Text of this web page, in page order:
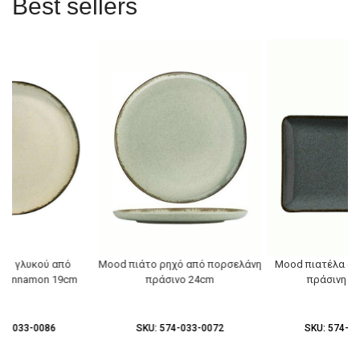
Best sellers
γλυκού από
19cm
033-0086
Mood πιάτο ρηχό από πορσελάνη
πράσινο 24cm
SKU:574-033-0072
Mood πιατέλα
πράσινη
SKU: 574-